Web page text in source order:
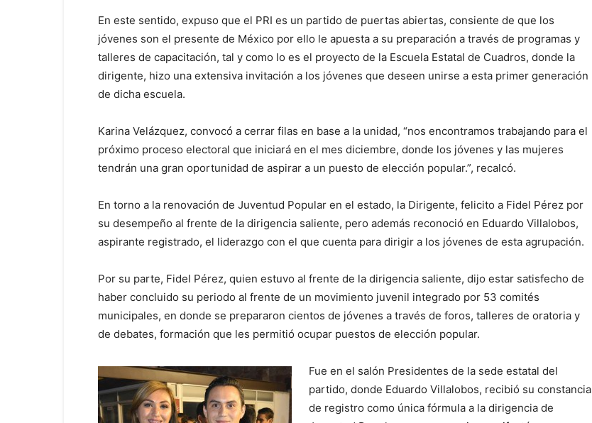
En este sentido, expuso que el PRI es un partido de puertas abiertas, consiente de que los
jóvenes son el presente de México por ello le apuesta a su preparación a través de programas y
talleres de capacitación, tal y como lo es el proyecto de la Escuela Estatal de Cuadros, donde la
dirigente, hizo una extensiva invitación a los jóvenes que deseen unirse a esta primer generación
de dicha escuela.
Karina Velázquez, convocó a cerrar filas en base a la unidad, “nos encontramos trabajando para el
próximo proceso electoral que iniciará en el mes diciembre, donde los jóvenes y las mujeres
tendrán una gran oportunidad de aspirar a un puesto de elección popular.”, recalcó.
En torno a la renovación de Juventud Popular en el estado, la Dirigente, felicito a Fidel Pérez por
su desempeño al frente de la dirigencia saliente, pero además reconoció en Eduardo Villalobos,
aspirante registrado, el liderazgo con el que cuenta para dirigir a los jóvenes de esta agrupación.
Por su parte, Fidel Pérez, quien estuvo al frente de la dirigencia saliente, dijo estar satisfecho de
haber concluido su periodo al frente de un movimiento juvenil integrado por 53 comités
municipales, en donde se prepararon cientos de jóvenes a través de foros, talleres de oratoria y
de debates, formación que les permitió ocupar puestos de elección popular.
Fue en el salón Presidentes de la sede estatal del
partido, donde Eduardo Villalobos, recibió su constancia
de registro como única fórmula a la dirigencia de